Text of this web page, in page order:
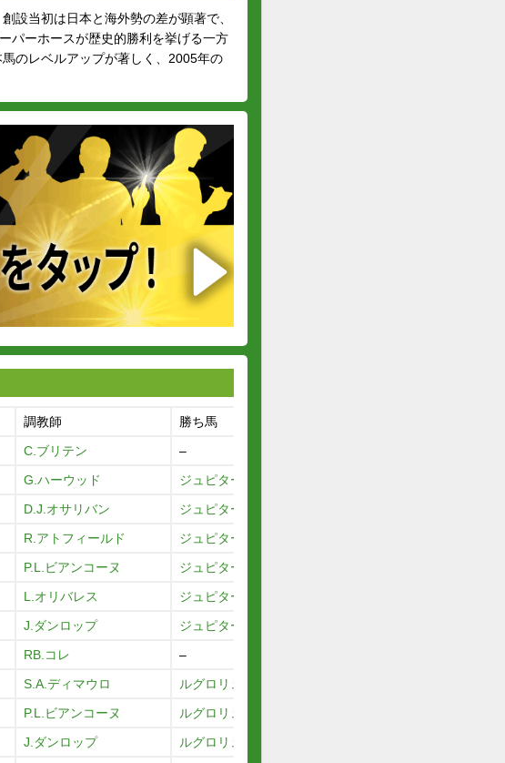
設当初は日本と海外勢の差が顕著で、
パーホースが歴史的勝利を挙げる一方
のレベルアップが著しく、2005年の
調教師
勝ち馬
C.ブリテン
–
G.ハーウッド
ジュピターアイランド
D.J.オサリバン
ジュピターアイランド
R.アトフィールド
ジュピターアイランド
P.L.ビアンコーヌ
ジュピターアイランド
L.オリバレス
ジュピターアイランド
J.ダンロップ
ジュピターアイランド
RB.コレ
–
S.A.ディマウロ
ルグロリュー
P.L.ビアンコーヌ
ルグロリュー
J.ダンロップ
ルグロリュー